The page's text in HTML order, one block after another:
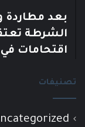
بعد مطاردة
الشرطة
اقتحامات
تصنيفات